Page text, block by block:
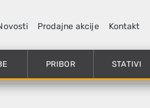
Prodajne akcije Kontakt
PRIBOR STATIVI